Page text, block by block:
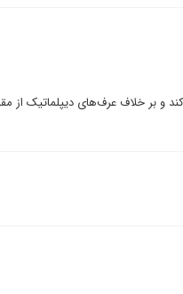
و بر خلاف عرف‌های دیپلماتیک از